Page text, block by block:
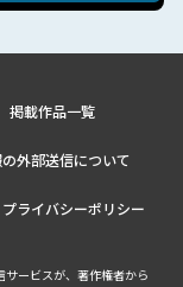
掲載作品一覧
外部送信について
プライバシーポリシー
ービスが、著作権者から